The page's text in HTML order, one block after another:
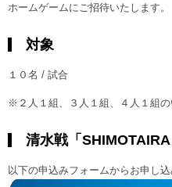
ホームゲームにご招待いたします。
対象
１０名 / 試合
※２人１組、３人１組、４人１組の
清水戦「
以下の申込みフォームからお申し込